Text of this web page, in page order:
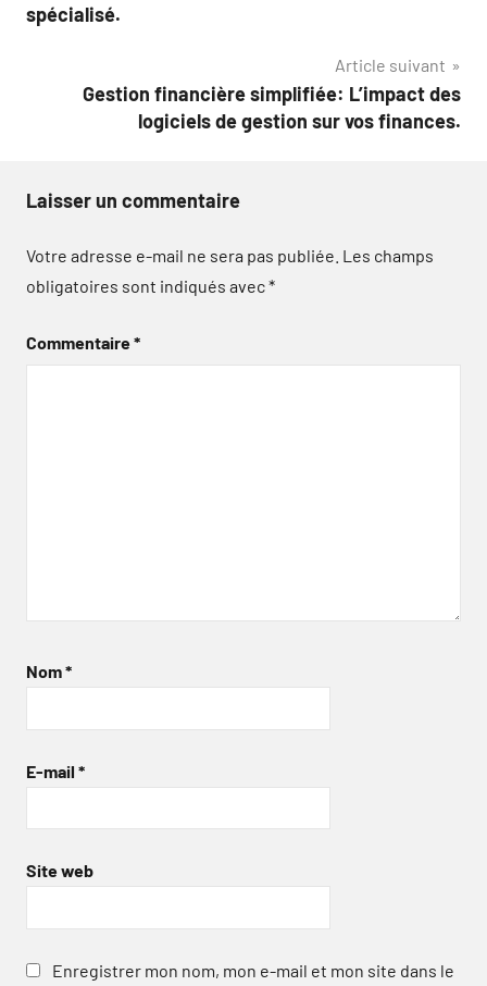
spécialisé.
Article suivant
Gestion financière simplifiée: L’impact des
logiciels de gestion sur vos finances.
Laisser un commentaire
Votre adresse e-mail ne sera pas publiée. Les champs
obligatoires sont indiqués avec*
Commentaire*
Nom*
E-mail *
Site web
Enregistrer mon nom, mon e-mail et mon site dans le